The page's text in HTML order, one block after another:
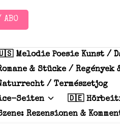
Poesie Kunst /
& Stücke / Regények
/ Természetjog
Seiten
🇩🇪
Rezensionen &